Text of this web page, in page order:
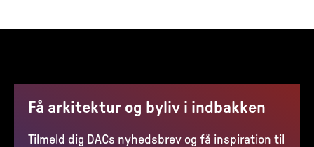
Få arkitektur og byliv i indbakken
Tilmeld dig DACs nyhedsbrev og få inspiration til